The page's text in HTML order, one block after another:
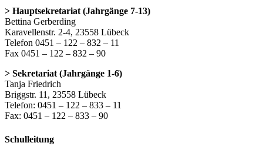
> Hauptsekretariat (Jahrgänge 7-13)
Bettina Gerberding
Karavellenstr. 2-4, 23558 Lübeck
Telefon 0451 – 122 – 832 – 11
Fax 0451 – 122 – 832 – 90
> Sekretariat (Jahrgänge 1-6)
Tanja Friedrich
Briggstr. 11, 23558 Lübeck
Telefon: 0451 – 122 – 833 – 11
Fax: 0451 – 122 – 833 – 90
Schulleitung